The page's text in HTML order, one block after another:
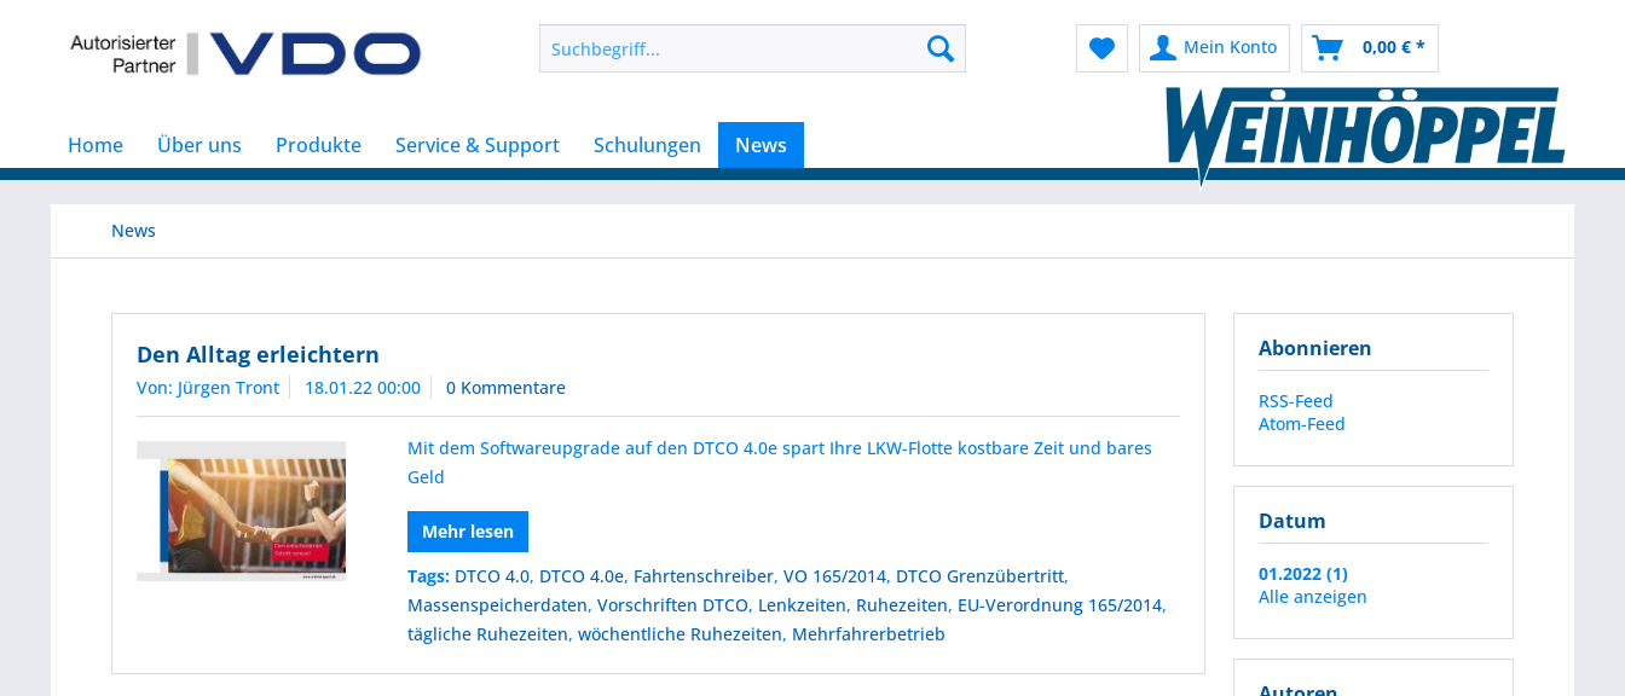
Mein Konto 0,00 € *
Home Über uns Produkte Service & Support Schulungen News
News
Abonnieren
RSS-Feed
Atom-Feed
Datum
01.2022 (1)
Alle anzeigen
Den Alltag erleichtern
Von: Jürgen Tront 18.01.22 00:00 0 Kommentare
Mit dem Softwareupgrade auf den DTCO 4.0e spart Ihre LKW-Flotte kostbare Zeit und bares
Geld
Mehr lesen
Tags: DTCO 4.0, DTCO 4.0e, Fahrtenschreiber,VO 165/2014, DTCO Grenzübertritt,
Massenspeicherdaten,Vorschriften DTCO, Lenkzeiten, Ruhezeiten, EU-Verordnung 165/2014,
tägliche Ruhezeiten,wöchentliche Ruhezeiten, Mehrfahrerbetrieb